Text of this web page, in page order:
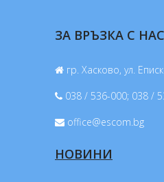
ЗА ВРЪЗКА С НАС
гр. Хасково, ул.
038 / 536-000; 038 /
office@escom.bg
НОВИНИ